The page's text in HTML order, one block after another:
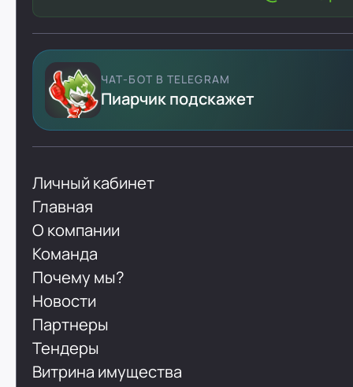
ЧАТ-БОТ В TELEGRAM
Пиарчик подскажет
Личный кабинет
Главная
О компании
Команда
Почему мы?
Новости
Партнеры
Тендеры
Витрина имущества